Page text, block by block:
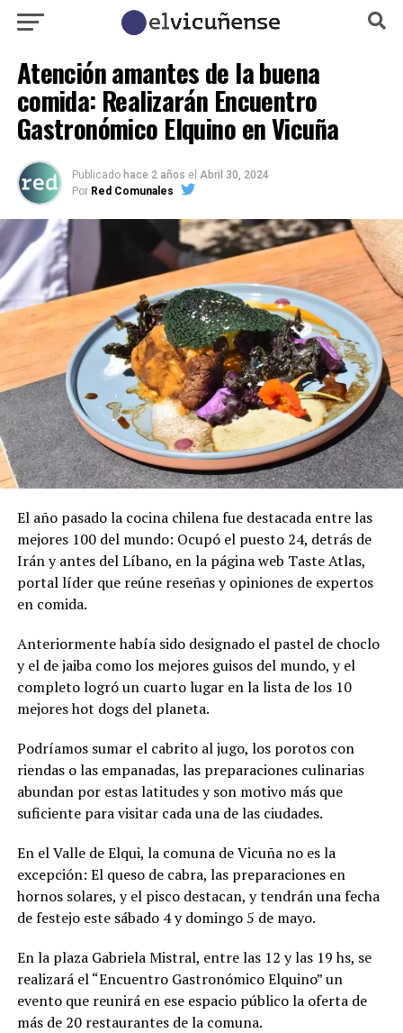
Atención amantes de la buena
comida: Realizarán Encuentro
Gastronómico Elquino en Vicuña
Publicado hace 2 años el Abril 30, 2024
Por Red Comunales
El año pasado la cocina chilena fue destacada entre las
mejores 100 del mundo: Ocupó el puesto 24, detrás de
Irán y antes del Líbano, en la página web Taste Atlas,
portal líder que reúne reseñas y opiniones de expertos
en comida.
Anteriormente había sido designado el pastel de choclo
y el de jaiba como los mejores guisos del mundo, y el
completo logró un cuarto lugar en la lista de los 10
mejores hot dogs del planeta.
Podríamos sumar el cabrito al jugo, los porotos con
riendas o las empanadas, las preparaciones culinarias
abundan por estas latitudes y son motivo más que
suficiente para visitar cada una de las ciudades.
En el Valle de Elqui, la comuna de Vicuña no es la
excepción: El queso de cabra, las preparaciones en
hornos solares, y el pisco destacan, y tendrán una fecha
de festejo este sábado 4 y domingo 5 de mayo.
En la plaza Gabriela Mistral, entre las 12 y las 19 hs, se
realizará el “Encuentro Gastronómico Elquino” un
evento que reunirá en ese espacio público la oferta de
más de 20 restaurantes de la comuna.